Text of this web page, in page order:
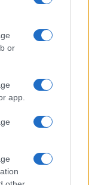
or
app.